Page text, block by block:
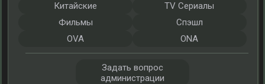
Китайские
TV Сериалы
Фильмы
Спэшл
OVA
ONA
Задать вопрос
администрации